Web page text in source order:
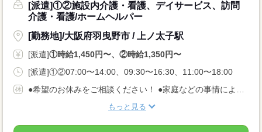
[派遣]①②施設内介護・看護、デイサービス、訪問
介護・看護/ホームヘルパー
[勤務地]/大阪府羽曳野市 / 上ノ太子駅
[派遣]①時給1,450円〜、②時給1,350円〜
[派遣]①②07:00〜14:00、09:30〜16:30、11:00〜18:00
●希望のお休みをご相談ください！ ●家庭などの事情によるお休み調整OK 「土日休み」「扶養内」など 希望に合わせてお仕事をご紹介します。
もっと見る